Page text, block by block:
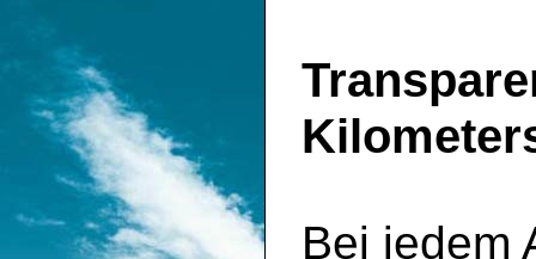
Bei jedem